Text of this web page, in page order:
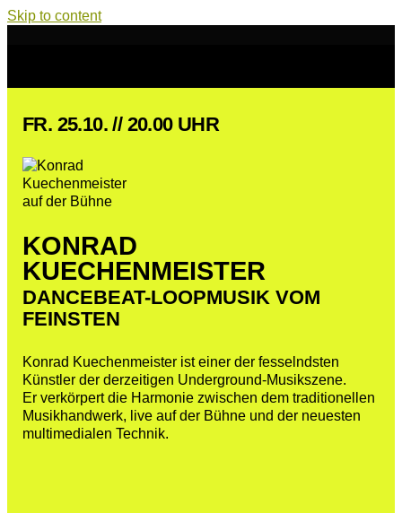
Skip to content
FR. 25.10. // 20.00 UHR
KONRAD
KUECHENMEISTER
DANCEBEAT-LOOPMUSIK VOM
FEINSTEN
Konrad Kuechenmeister ist einer der fesselndsten
Künstler der derzeitigen Underground-Musikszene.
Er verkörpert die Harmonie zwischen dem traditionellen
Musikhandwerk, live auf der Bühne und der neuesten
multimedialen Technik.